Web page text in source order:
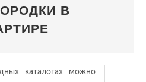
В
каталогах можно